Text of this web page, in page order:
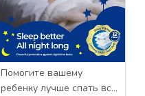
Помогите вашему
ребенку лучше спать всю